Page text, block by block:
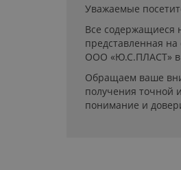
Уважаемые
Все содержащиеся
представленная
ООО «Ю.С.ПЛАСТ» в
Обращаем ваше
получения точной
понимание и